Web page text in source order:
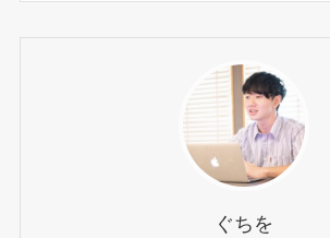
ぐちを